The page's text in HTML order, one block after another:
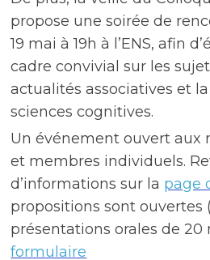
propose une soirée de
19 mai à 19h à l’ENS, afin
cadre convivial sur les
actualités associatives et
sciences cognitives.
Un événement ouvert aux
et membres individuels.
d’informations sur la page
propositions sont ouvertes
présentations orales de
formulaire